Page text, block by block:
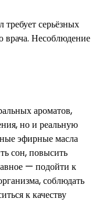
серьёзных
врача. Несоблюдение
ароматов,
но и реальную
эфирные масла
сон, повысить
— подойти к
соблюдать
к качеству